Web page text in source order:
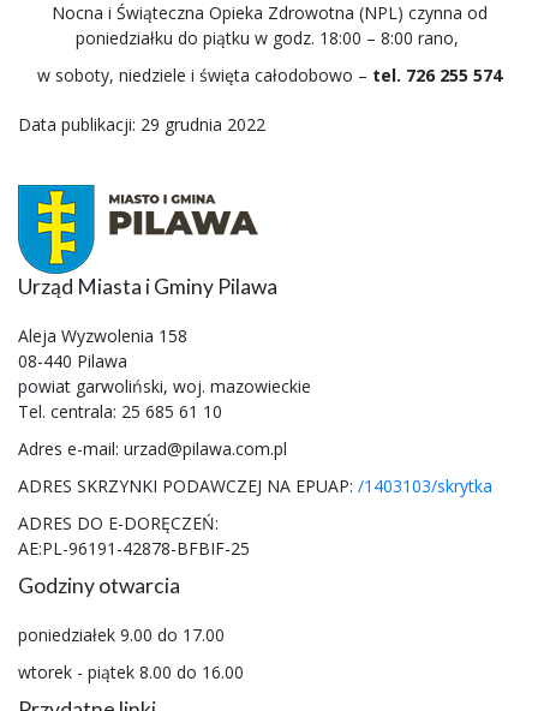
Nocna i Świąteczna Opieka Zdrowotna (NPL) czynna od
poniedziałku do piątku w godz. 18:00 – 8:00 rano,
w soboty, niedziele i święta całodobowo – tel. 726 255 574
Data publikacji: 29 grudnia 2022
Urząd Miasta i Gminy Pilawa
Aleja Wyzwolenia 158
08-440 Pilawa
powiat garwoliński, woj. mazowieckie
Tel. centrala: 25 685 61 10
Adres e-mail: urzad@pilawa.com.pl
ADRES SKRZYNKI PODAWCZEJ NA EPUAP: /1403103/skrytka
ADRES DO E-DORĘCZEŃ:
AE:PL-96191-42878-BFBIF-25
Godziny otwarcia
poniedziałek 9.00 do 17.00
wtorek - piątek 8.00 do 16.00